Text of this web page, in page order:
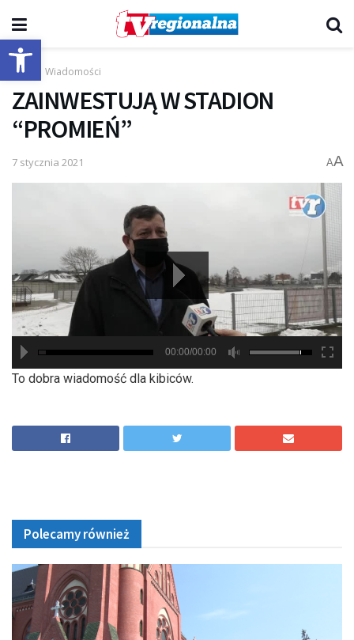
Otwórz pasek narzędzi
Start Wiadomości
ZAINWESTUJĄ W STADION
“PROMIEŃ”
7 stycznia 2021 AA
00:00/00:00
To dobra wiadomość dla kibiców.
Polecamy również